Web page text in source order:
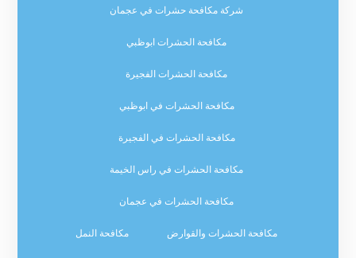
شركة مكافحة حشرات في عجمان
مكافحة الحشرات ابوظبي
مكافحة الحشرات الفجيرة
مكافحة الحشرات في ابوظبي
مكافحة الحشرات في الفجيرة
مكافحة الحشرات في راس الخيمة
مكافحة الحشرات في عجمان
مكافحة الحشرات والقوارض مكافحة النمل